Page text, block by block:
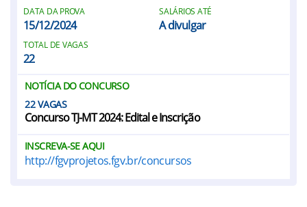
DATA DA PROVA
15/12/2024
SALÁRIOS ATÉ
A divulgar
TOTAL DE VAGAS
22
NOTÍCIA DO CONCURSO
22
Concurso TJ-MT 2024: Edital e Inscrição
INSCREVA-SE AQUI
http://fgvprojetos.fgv.br/concursos